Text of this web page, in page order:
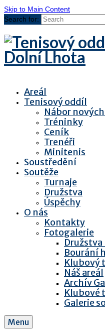
Skip to Main Content
Search for:
Areál
Tenisový oddíl
Nábor
Tréninky
Ceník
Trenéři
Minitenis
Soustředění
Soutěže
Turnaje
Družstva
Úspěchy
O nás
Kontakty
Fotogalerie
Bourání
Klubový
Náš areál
Archív
Klubové
Galerie
Menu